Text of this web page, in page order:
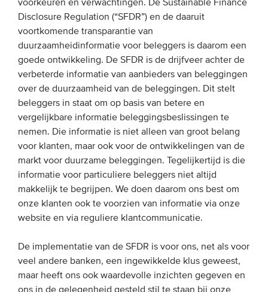
voorkeuren en verwachtingen. De Sustainable Finance
Disclosure Regulation (“SFDR”) en de daaruit
voortkomende transparantie van
duurzaamheidinformatie voor beleggers is daarom een
goede ontwikkeling. De SFDR is de drijfveer achter de
verbeterde informatie van aanbieders van beleggingen
over de duurzaamheid van de beleggingen. Dit stelt
beleggers in staat om op basis van betere en
vergelijkbare informatie beleggingsbeslissingen te
nemen. Die informatie is niet alleen van groot belang
voor klanten, maar ook voor de ontwikkelingen van de
markt voor duurzame beleggingen. Tegelijkertijd is die
informatie voor particuliere beleggers niet altijd
makkelijk te begrijpen. We doen daarom ons best om
onze klanten ook te voorzien van informatie via onze
website en via reguliere klantcommunicatie.
De implementatie van de SFDR is voor ons, net als voor
veel andere banken, een ingewikkelde klus geweest,
maar heeft ons ook waardevolle inzichten gegeven en
ons in de gelegenheid gesteld stil te staan bij onze